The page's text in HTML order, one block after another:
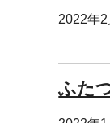
2022年2
ふた